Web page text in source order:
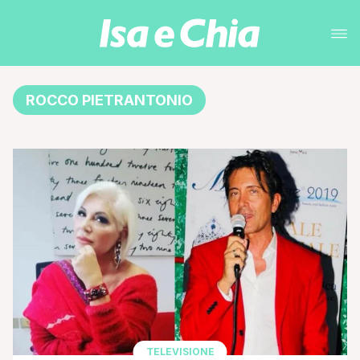
ROCCO PIETRANTONIO
TELEVISIONE